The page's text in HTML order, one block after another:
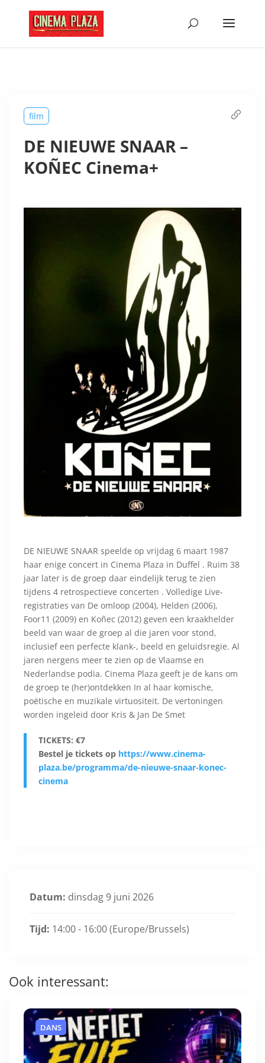
film
DE NIEUWE SNAAR –
KOÑEC Cinema+
DE NIEUWE SNAAR speelde op vrijdag 6 maart 1987
haar enige concert in Cinema Plaza in Duffel . Ruim 38
jaar later is de groep daar eindelijk terug te zien
tijdens 4 retrospectieve concerten . Volledige Live-
registraties van De omloop (2004), Helden (2006),
Foor11 (2009) en Koñec (2012) geven een kraakhelder
beeld van waar de groep al die jaren voor stond,
inclusief een perfecte klank-, beeld en geluidsregie. Al
jaren nergens meer te zien op de Vlaamse en
Nederlandse podia. Cinema Plaza geeft je de kans om
de groep te (her)ontdekken In al haar komische,
poëtische en muzikale virtuositeit. De vertoningen
worden ingeleid door Kris & Jan De Smet
TICKETS: €7
Bestel je tickets op https://www.cinema-
plaza.be/programma/de-nieuwe-snaar-konec-
cinema
Datum: dinsdag 9 juni 2026
Tijd: 14:00 - 16:00(Europe/Brussels)
Ook interessant:
DANS